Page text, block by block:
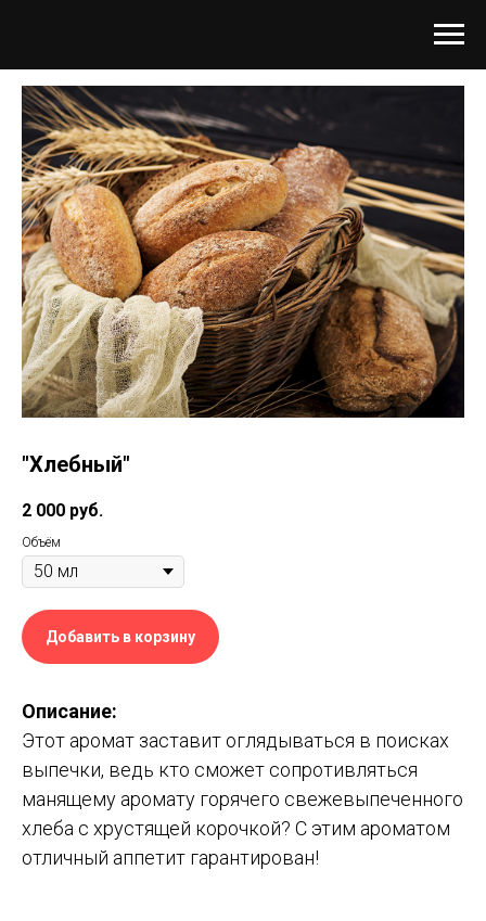
"Хлебный"
2 000 руб.
Объём
Добавить в корзину
Описание:
Этот аромат заставит оглядываться в поисках
выпечки, ведь кто сможет сопротивляться
манящему аромату горячего свежевыпеченного
хлеба с хрустящей корочкой? С этим ароматом
отличный аппетит гарантирован!